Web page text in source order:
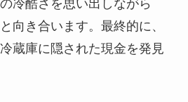
冷酷さを思い出しながら
向き合います。最終的に、
蔵庫に隠された現金を発見